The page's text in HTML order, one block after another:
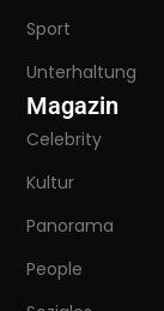
Sport
Unterhaltung
Magazin
Celebrity
Kultur
Panorama
People